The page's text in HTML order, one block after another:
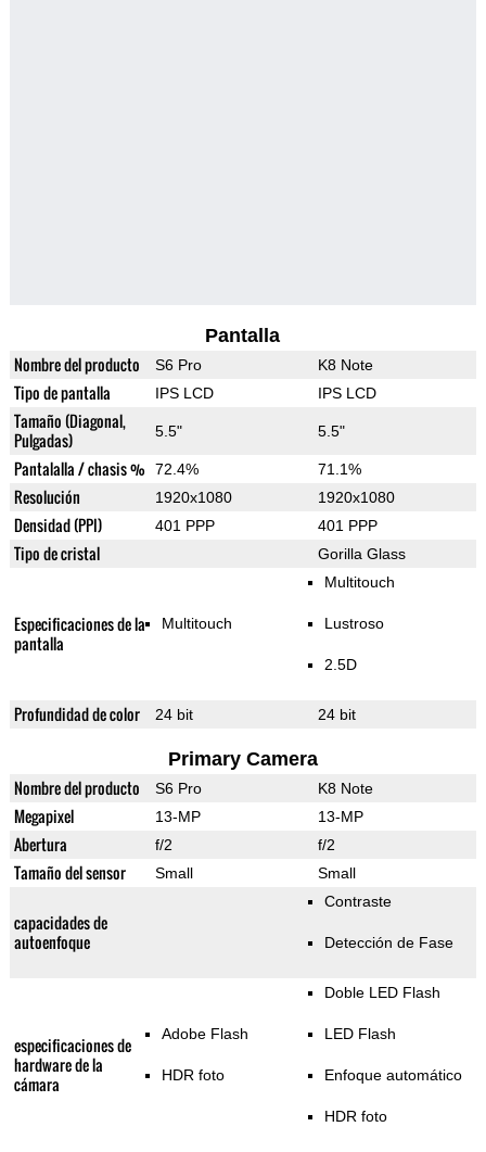
Pantalla
Nombre del producto S6 Pro K8 Note
Tipo de pantalla IPS LCD IPS LCD
Tamaño (Diagonal,
Pulgadas)
5.5" 5.5"
Pantalalla / chasis % 72.4% 71.1%
Resolución 1920x1080 1920x1080
Densidad (PPI) 401 PPP 401 PPP
Tipo de cristal Gorilla Glass
Especificaciones de la
pantalla
Multitouch
Multitouch
Lustroso
2.5D
Profundidad de color 24 bit 24 bit
Primary Camera
Nombre del producto S6 Pro K8 Note
Megapixel 13-MP 13-MP
Abertura f/2 f/2
Tamaño del sensor Small Small
capacidades de
autoenfoque
Contraste
Detección de Fase
especificaciones de
hardware de la
cámara
Adobe Flash
HDR foto
Doble LED Flash
LED Flash
Enfoque automático
HDR foto